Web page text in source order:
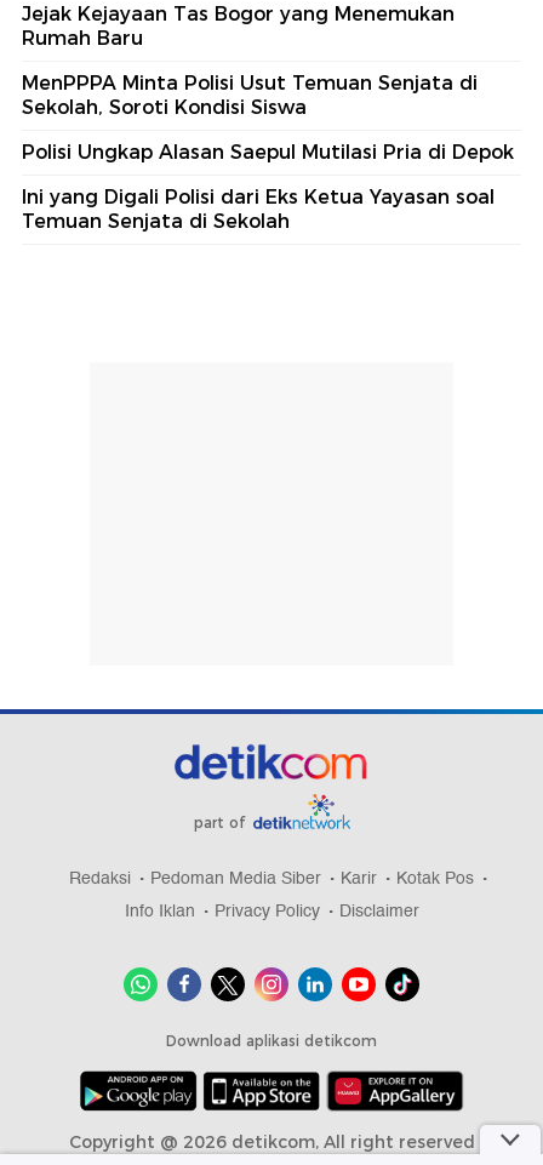
Jejak Kejayaan Tas Bogor yang Menemukan
Rumah Baru
MenPPPA Minta Polisi Usut Temuan Senjata di
Sekolah, Soroti Kondisi Siswa
Polisi Ungkap Alasan Saepul Mutilasi Pria di Depok
Ini yang Digali Polisi dari Eks Ketua Yayasan soal
Temuan Senjata di Sekolah
part of
Redaksi Pedoman Media Siber Karir
Kotak Pos
Info Iklan
Privacy Policy Disclaimer
Download aplikasi detikcom
Copyright @ 2026 detikcom, All right reserved